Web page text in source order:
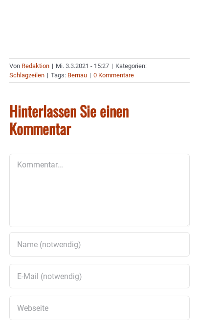
Von Redaktion | Mi. 3.3.2021 - 15:27 | Kategorien:
Schlagzeilen | Tags: Bernau | 0 Kommentare
Hinterlassen Sie einen
Kommentar